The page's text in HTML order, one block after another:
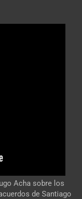
Acha sobre los
de Santiago